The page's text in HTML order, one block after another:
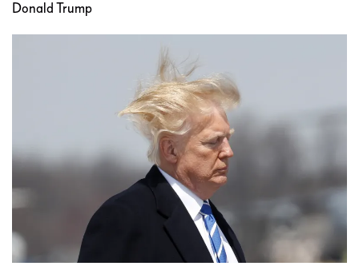
Donald Trump